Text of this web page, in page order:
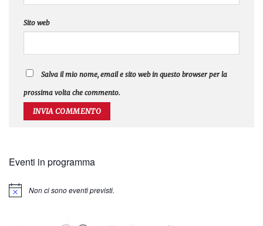
Sito web
Salva il mio nome, email e sito web in questo browser per la
prossima volta che commento.
Eventi in programma
Notice Non ci sono eventi previsti.